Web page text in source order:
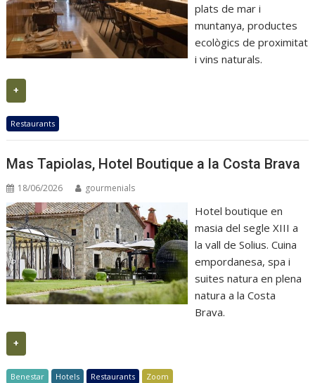
plats de mar i
muntanya, productes
ecològics de proximitat
i vins naturals.
+
Restaurants
Mas Tapiolas, Hotel Boutique a la Costa Brava
18/06/2026 gourmenials
Hotel boutique en
masia del segle XIII a
la vall de Solius. Cuina
empordanesa, spa i
suites natura en plena
natura a la Costa
Brava.
+
Benestar Hotels Restaurants Zoom